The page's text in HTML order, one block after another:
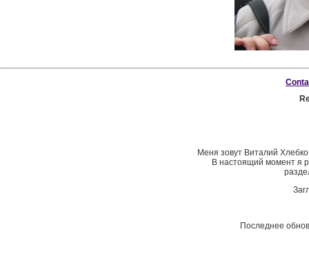
Меня зовут Виталий
В настоящий момент я
Последнее